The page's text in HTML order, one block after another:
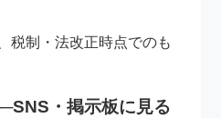
税制・法改正時点でのも
・掲示板に見る